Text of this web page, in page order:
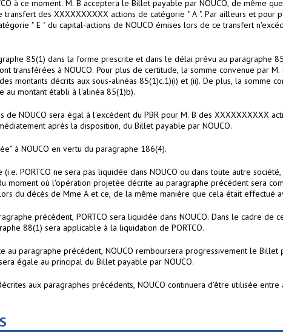
à ce moment. M. B acceptera le Billet payable par NOUCO, de même
des XXXXXXXXXX actions de catégorie " A ". Par ailleurs et
" E " du capital-actions de NOUCO émises lors de ce transfert
85(1) dans la forme prescrite et dans le délai prévu au paragraphe
transférées à NOUCO. Pour plus de certitude, la somme convenue par
montants décrits aux sous-alinéas 85(1)c.1)(i) et (ii). De plus, la somme
au montant établi à l'alinéa 85(1)b).
de NOUCO sera égal à l'excédent du PBR pour M. B des XXXXXXXXXX
après la disposition, du Billet payable par NOUCO.
à NOUCO en vertu du paragraphe 186(4).
PORTCO ne sera pas liquidée dans NOUCO ou dans toute autre
moment où l'opération projetée décrite au paragraphe précédent sera
du décès de Mme A et ce, de la même manière que cela était effectué
précédent, PORTCO sera liquidée dans NOUCO. Dans le cadre de
88(1) sera applicable à la liquidation de PORTCO.
paragraphe précédent, NOUCO remboursera progressivement le Billet
égale au principal du Billet payable par NOUCO.
aux paragraphes précédents, NOUCO continuera d'être utilisée